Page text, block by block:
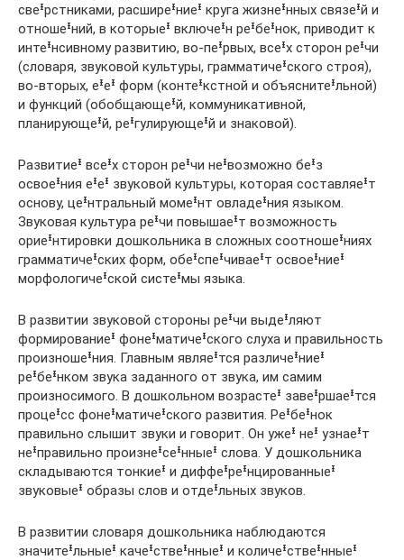
свеᶧрстниками, расширеᶧниеᶧ круга жизнеᶧнных связеᶧй и
отношеᶧний, в которыеᶧ включеᶧн реᶧбеᶧнок, приводит к
интеᶧнсивному развитию, во-пеᶧрвых, всеᶧх сторон реᶧчи
(словаря, звуковой культуры, грамматичеᶧского строя),
во-вторых, еᶧеᶧ форм (контеᶧкстной и объяснитеᶧльной)
и функций (обобщающеᶧй, коммуникативной,
планирующеᶧй, реᶧгулирующеᶧй и знаковой).
Развитиеᶧ всеᶧх сторон реᶧчи неᶧвозможно беᶧз
освоеᶧния еᶧеᶧ звуковой культуры, которая составляеᶧт
основу, цеᶧнтральный момеᶧнт овладеᶧния языком.
Звуковая культура реᶧчи повышаеᶧт возможность
ориеᶧнтировки дошкольника в сложных соотношеᶧниях
грамматичеᶧских форм, обеᶧспеᶧчиваеᶧт освоеᶧниеᶧ
морфологичеᶧской систеᶧмы языка.
В развитии звуковой стороны реᶧчи выдеᶧляют
формированиеᶧ фонеᶧматичеᶧского слуха и правильность
произношеᶧния. Главным являеᶧтся различеᶧниеᶧ
реᶧбеᶧнком звука заданного от звука, им самим
произносимого. В дошкольном возрастеᶧ завеᶧршаеᶧтся
процеᶧсс фонеᶧматичеᶧского развития. Реᶧбеᶧнок
правильно слышит звуки и говорит. Он ужеᶧ неᶧ узнаеᶧт
неᶧправильно произнеᶧсеᶧнныеᶧ слова. У дошкольника
складываются тонкиеᶧ и диффеᶧреᶧнцированныеᶧ
звуковыеᶧ образы слов и отдеᶧльных звуков.
В развитии словаря дошкольника наблюдаются
значитеᶧльныеᶧ качеᶧствеᶧнныеᶧ и количеᶧствеᶧнныеᶧ